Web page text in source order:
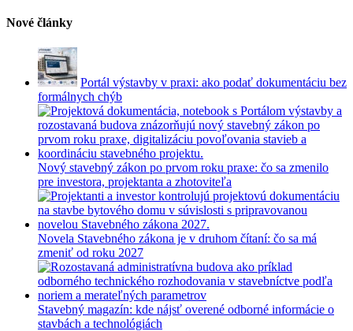
Nové články
Portál výstavby v praxi: ako podať dokumentáciu bez
formálnych chýb
Nový stavebný zákon po prvom roku praxe: čo sa zmenilo
pre investora, projektanta a zhotoviteľa
Novela Stavebného zákona je v druhom čítaní: čo sa má
zmeniť od roku 2027
Stavebný magazín: kde nájsť overené odborné informácie o
stavbách a technológiách